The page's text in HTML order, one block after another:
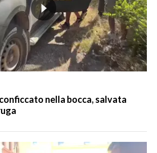
nella bocca, salvata